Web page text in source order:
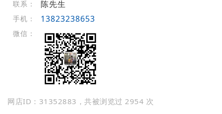
联系： 陈先生
手机： 13823238653
微信：
网店ID：31352883，共被浏览过 2954 次